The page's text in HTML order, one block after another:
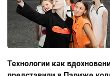
Технологии как